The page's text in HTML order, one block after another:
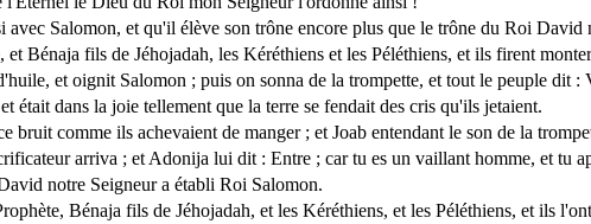
Salomon, et qu'il élève son trône encore plus que le trône du Roi David
Bénaja fils de Jéhojadah, les Kéréthiens et les Péléthiens, et ils firent
et oignit Salomon ; puis on sonna de la trompette, et tout le peuple dit :
était dans la joie tellement que la terre se fendait des cris qu'ils jetaient.
bruit comme ils achevaient de manger ; et Joab entendant le son de la
arriva ; et Adonija lui dit : Entre ; car tu es un vaillant homme, et tu
notre Seigneur a établi Roi Salomon.
Bénaja fils de Jéhojadah, et les Kéréthiens, et les Péléthiens, et ils